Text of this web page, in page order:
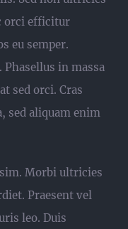
orci efficitur
eu semper.
Phasellus in massa
sed orci. Cras
sed aliquam enim
Morbi ultricies
Praesent vel
leo. Duis